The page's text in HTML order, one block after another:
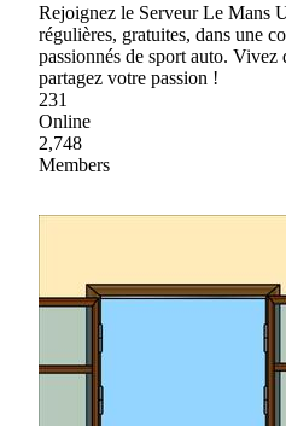
Rejoignez le Serveur Le Mans
régulières, gratuites, dans une
passionnés de sport auto. Vivez
partagez votre passion !
231
Online
2,748
Members